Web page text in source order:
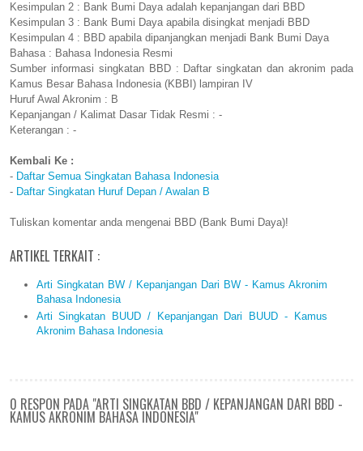
Kesimpulan 2 : Bank Bumi Daya adalah kepanjangan dari BBD
Kesimpulan 3 : Bank Bumi Daya apabila disingkat menjadi BBD
Kesimpulan 4 : BBD apabila dipanjangkan menjadi Bank Bumi Daya
Bahasa : Bahasa Indonesia Resmi
Sumber informasi singkatan BBD : Daftar singkatan dan akronim pada
Kamus Besar Bahasa Indonesia (KBBI) lampiran IV
Huruf Awal Akronim : B
Kepanjangan / Kalimat Dasar Tidak Resmi : -
Keterangan : -
Kembali Ke :
- Daftar Semua Singkatan Bahasa Indonesia
- Daftar Singkatan Huruf Depan / Awalan B
Tuliskan komentar anda mengenai BBD (Bank Bumi Daya)!
ARTIKEL TERKAIT :
Arti Singkatan BW / Kepanjangan Dari BW - Kamus Akronim
Bahasa Indonesia
Arti Singkatan BUUD / Kepanjangan Dari BUUD - Kamus
Akronim Bahasa Indonesia
0 RESPON PADA "ARTI SINGKATAN BBD / KEPANJANGAN DARI BBD -
KAMUS AKRONIM BAHASA INDONESIA"